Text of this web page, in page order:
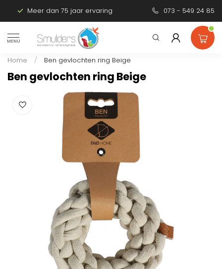
Meer dan 75 jaar ervaring Persoonlijk
073 - 549 24 85
MENU
Home / Ben gevlochten ring Beige
Ben gevlochten ring Beige